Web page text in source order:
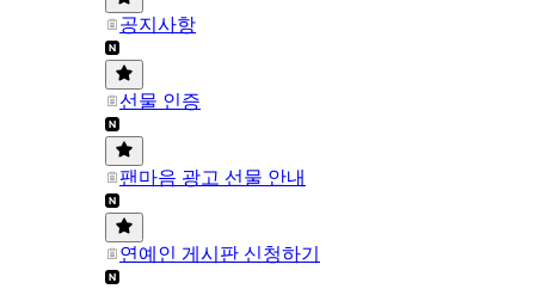
공지사항
선물 인증
팬마음 광고 선물 안내
연예인 게시판 신청하기